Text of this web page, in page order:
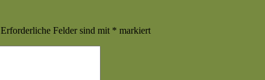
Erforderliche Felder sind mit * markiert